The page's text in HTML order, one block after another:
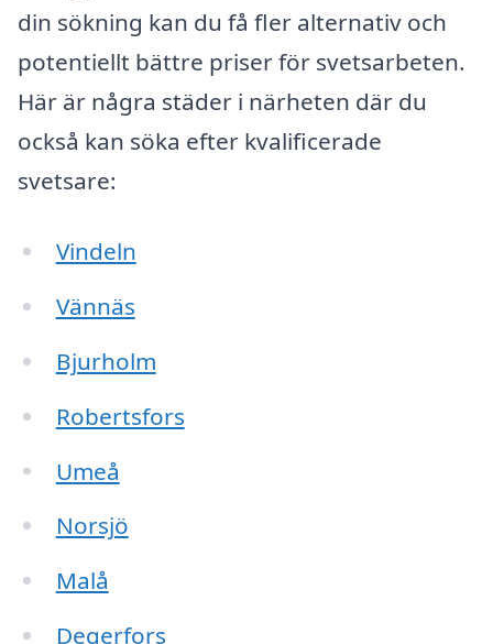
din sökning kan du få fler alternativ och
potentiellt bättre priser för svetsarbeten.
Här är några städer i närheten där du
också kan söka efter kvalificerade
svetsare:
Vindeln
Vännäs
Bjurholm
Robertsfors
Umeå
Norsjö
Malå
Degerfors